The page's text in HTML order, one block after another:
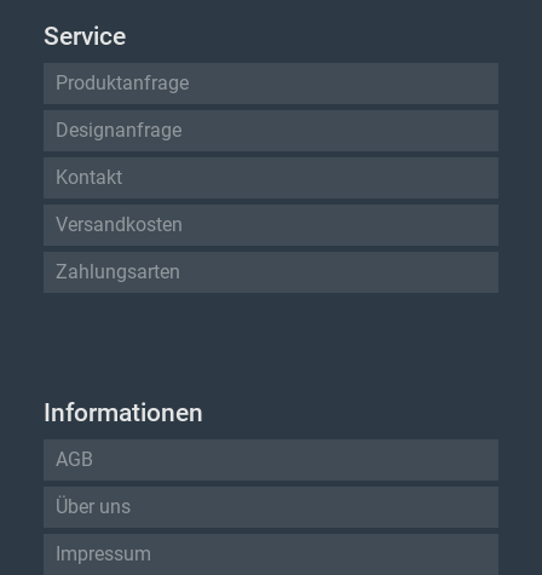
Service
Produktanfrage
Designanfrage
Kontakt
Versandkosten
Zahlungsarten
Informationen
AGB
Über uns
Impressum